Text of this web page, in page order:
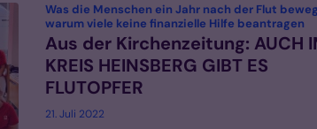
Was die Menschen ein Jahr nach der Flut
warum viele keine finanzielle Hilfe beantragen
Aus der Kirchenzeitung: AUCH
KREIS HEINSBERG GIBT ES
FLUTOPFER
21. Juli 2022